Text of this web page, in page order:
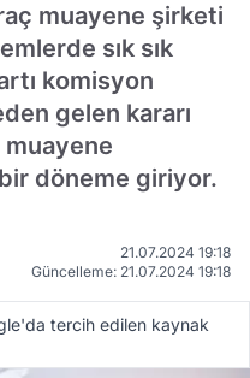
muayene şirketi
sık sık
komisyon
gelen kararı
muayene
döneme giriyor.
21.07.2024 19:18
Güncelleme: 21.07.2024 19:18
tercih edilen kaynak